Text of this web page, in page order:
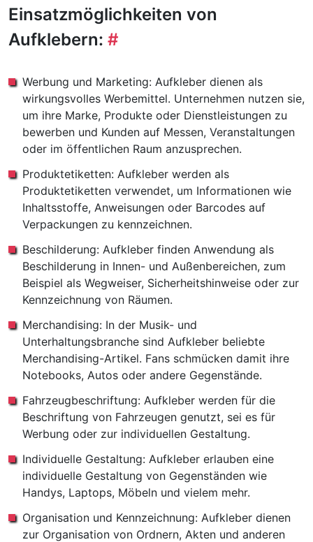
Einsatzmöglichkeiten von
Aufklebern: #
Werbung und Marketing: Aufkleber dienen als
wirkungsvolles Werbemittel. Unternehmen nutzen sie,
um ihre Marke, Produkte oder Dienstleistungen zu
bewerben und Kunden auf Messen, Veranstaltungen
oder im öffentlichen Raum anzusprechen.
Produktetiketten: Aufkleber werden als
Produktetiketten verwendet, um Informationen wie
Inhaltsstoffe, Anweisungen oder Barcodes auf
Verpackungen zu kennzeichnen.
Beschilderung: Aufkleber finden Anwendung als
Beschilderung in Innen- und Außenbereichen, zum
Beispiel als Wegweiser, Sicherheitshinweise oder zur
Kennzeichnung von Räumen.
Merchandising: In der Musik- und
Unterhaltungsbranche sind Aufkleber beliebte
Merchandising-Artikel. Fans schmücken damit ihre
Notebooks, Autos oder andere Gegenstände.
Fahrzeugbeschriftung: Aufkleber werden für die
Beschriftung von Fahrzeugen genutzt, sei es für
Werbung oder zur individuellen Gestaltung.
Individuelle Gestaltung: Aufkleber erlauben eine
individuelle Gestaltung von Gegenständen wie
Handys, Laptops, Möbeln und vielem mehr.
Organisation und Kennzeichnung: Aufkleber dienen
zur Organisation von Ordnern, Akten und anderen